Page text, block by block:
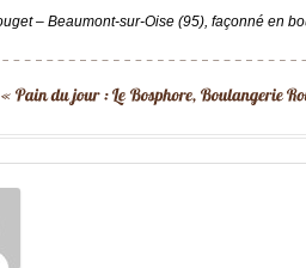
– Beaumont-sur-Oise (95), façonné en